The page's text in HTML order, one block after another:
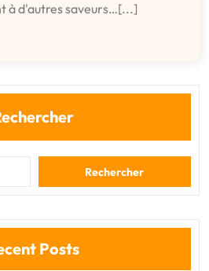
à d'autres saveurs…[...]
Rechercher
Posts